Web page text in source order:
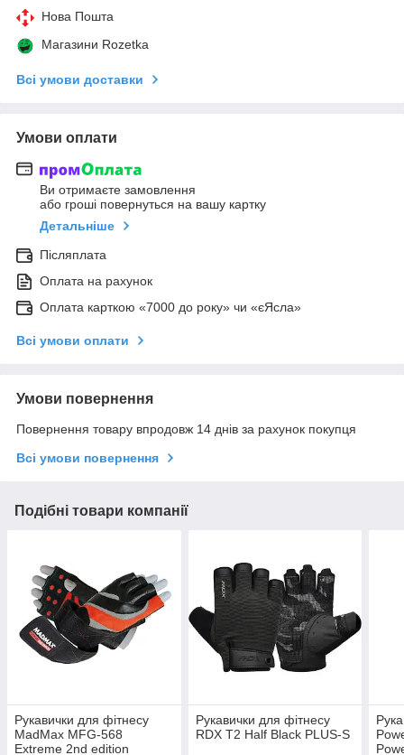
Нова Пошта
Магазини Rozetka
Всі умови доставки
Умови оплати
Ви отримаєте замовлення
або гроші повернуться на вашу картку
Детальніше
Післяплата
Оплата на рахунок
Оплата карткою «7000 до року» чи «єЯсла»
Всі умови оплати
Умови повернення
Повернення товару впродовж 14 днів за рахунок покупця
Всі умови повернення
Подібні товари компанії
Рукавички для фітнесу
MadMax MFG-568
Extreme 2nd edition
Рукавички для фітнесу
RDX T2 Half Black PLUS-S